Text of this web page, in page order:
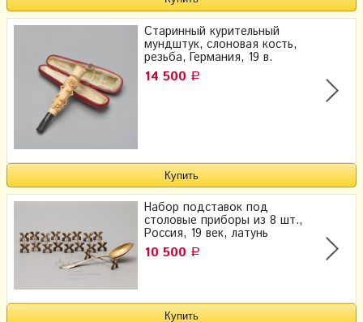
Старинный курительный
мундштук, слоновая кость,
резьба, Германия, 19 в.
14 500 Р
Набор подставок под
столовые приборы из 8 шт.,
Россия, 19 век, латунь
10 500 Р